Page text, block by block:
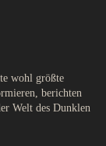
wohl größte
berichten
Welt des Dunklen